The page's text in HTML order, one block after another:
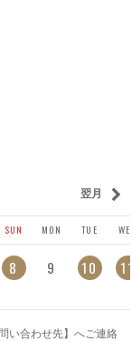
翌月
SUN
8
MON
9
TUE
10
い合わせ先】へご連絡